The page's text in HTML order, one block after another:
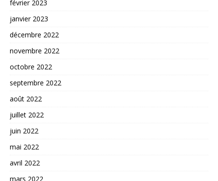
février 2023
janvier 2023
décembre 2022
novembre 2022
octobre 2022
septembre 2022
août 2022
juillet 2022
juin 2022
mai 2022
avril 2022
mars 2022